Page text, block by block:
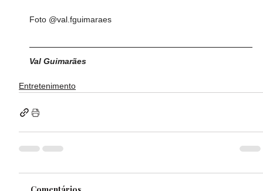
Foto @val.fguimaraes
Val Guimarães
Entretenimento